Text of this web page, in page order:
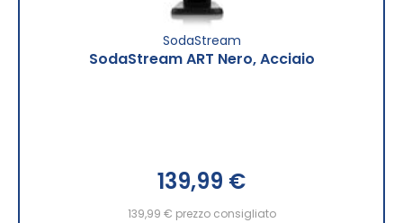
SodaStream
SodaStream ART Nero, Acciaio
139,99 €
139,99 € prezzo consigliato